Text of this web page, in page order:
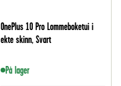
OnePlus 10 Pro Lommeboketui i
ekte skinn, Svart
På lager